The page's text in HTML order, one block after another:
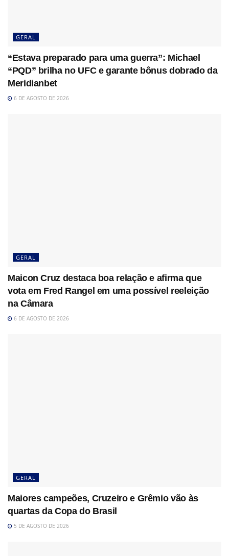
GERAL
“Estava preparado para uma guerra”: Michael
“PQD” brilha no UFC e garante bônus dobrado da
Meridianbet
6 DE AGOSTO DE 2026
GERAL
Maicon Cruz destaca boa relação e afirma que
vota em Fred Rangel em uma possível reeleição
na Câmara
6 DE AGOSTO DE 2026
GERAL
Maiores campeões, Cruzeiro e Grêmio vão às
quartas da Copa do Brasil
5 DE AGOSTO DE 2026